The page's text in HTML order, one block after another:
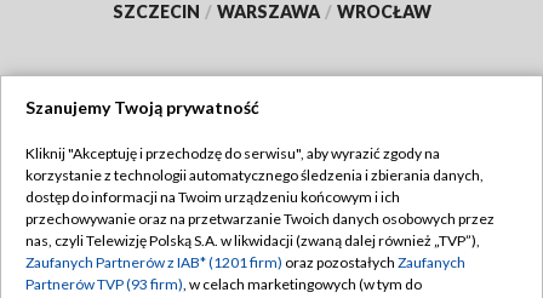
SZCZECIN / WARSZAWA / WROCŁAW
TVP
Abonament TVP
Emisja w TVP
Regulamin TVP
Polityka prywatności
Szanujemy Twoją prywatność
Kliknij "Akceptuję i przechodzę do serwisu", aby wyrazić zgody na
korzystanie z technologii automatycznego śledzenia i zbierania danych,
dostęp do informacji na Twoim urządzeniu końcowym i ich
przechowywanie oraz na przetwarzanie Twoich danych osobowych przez
nas, czyli Telewizję Polską S.A. w likwidacji (zwaną dalej również „TVP”),
Zaufanych Partnerów z IAB* (1201 firm) oraz pozostałych Zaufanych
Partnerów TVP (93 firm), w celach marketingowych (w tym do